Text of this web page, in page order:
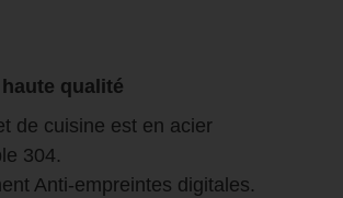
haute qualité
de cuisine est en acier
304.
Anti-empreintes digitales.